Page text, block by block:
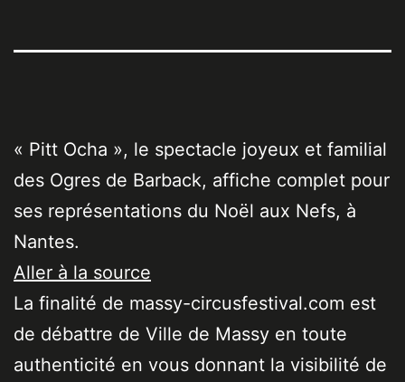
« Pitt Ocha », le spectacle joyeux et familial
des Ogres de Barback, affiche complet pour
ses représentations du Noël aux Nefs, à
Nantes.
Aller à la source
La finalité de massy-circusfestival.com est
de débattre de Ville de Massy en toute
authenticité en vous donnant la visibilité de